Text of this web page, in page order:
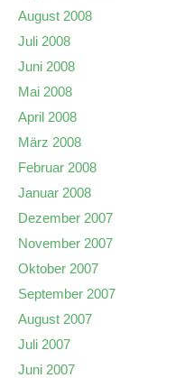
August 2008
Juli 2008
Juni 2008
Mai 2008
April 2008
März 2008
Februar 2008
Januar 2008
Dezember 2007
November 2007
Oktober 2007
September 2007
August 2007
Juli 2007
Juni 2007